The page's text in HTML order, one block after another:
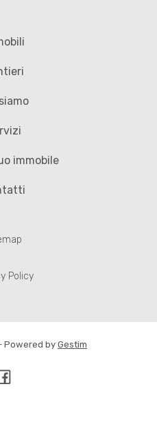
immobile
Policy
Powered by Gestim